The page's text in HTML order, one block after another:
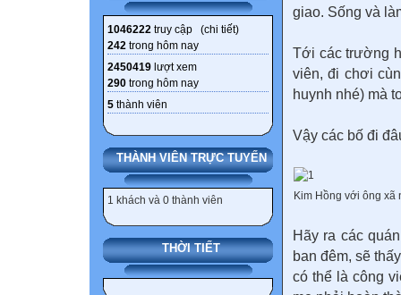
1046222 truy cập (chi tiết)
242 trong hôm nay
2450419 lượt xem
290 trong hôm nay
5 thành viên
THÀNH VIÊN TRỰC TUYẾN
1 khách và 0 thành viên
THỜI TIẾT
giao. Sống và
Tới các trường
viên, đi chơi
huynh nhé) mà
Vậy các bố đi
Kim Hồng với ông
Hãy ra các
ban đêm, sẽ
có thể là công